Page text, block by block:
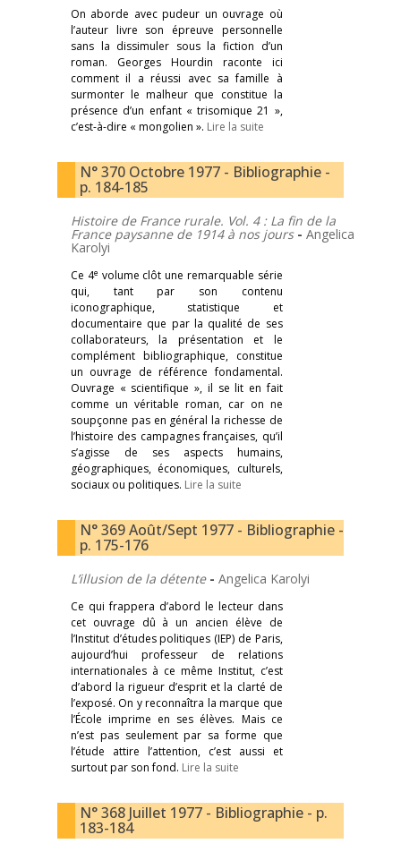
On aborde avec pudeur un ouvrage où
l’auteur livre son épreuve personnelle
sans la dissimuler sous la fiction d’un
roman. Georges Hourdin raconte ici
comment il a réussi avec sa famille à
surmonter le malheur que constitue la
présence d’un enfant « trisomique 21 »,
c’est-à-dire « mongolien ». Lire la suite
N° 370 Octobre 1977 - Bibliographie -
p. 184-185
Histoire de France rurale. Vol. 4 : La fin de la
France paysanne de 1914 à nos jours - Angelica
Karolyi
Ce 4evolume clôt une remarquable série
qui, tant par son contenu
iconographique, statistique et
documentaire que par la qualité de ses
collaborateurs, la présentation et le
complément bibliographique, constitue
un ouvrage de référence fondamental.
Ouvrage « scientifique », il se lit en fait
comme un véritable roman, car on ne
soupçonne pas en général la richesse de
l’histoire des campagnes françaises, qu’il
s’agisse de ses aspects humains,
géographiques, économiques, culturels,
sociaux ou politiques. Lire la suite
N° 369 Août/Sept 1977 - Bibliographie -
p. 175-176
L’illusion de la détente - Angelica Karolyi
Ce qui frappera d’abord le lecteur dans
cet ouvrage dû à un ancien élève de
l’Institut d’études politiques (IEP) de Paris,
aujourd’hui professeur de relations
internationales à ce même Institut, c’est
d’abord la rigueur d’esprit et la clarté de
l’exposé. On y reconnaîtra la marque que
l’École imprime en ses élèves. Mais ce
n’est pas seulement par sa forme que
l’étude attire l’attention, c’est aussi et
surtout par son fond. Lire la suite
N° 368 Juillet 1977 - Bibliographie - p.
183-184